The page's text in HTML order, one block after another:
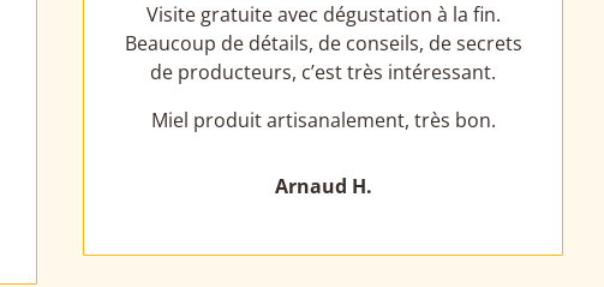
Visite gratuite avec dégustation à la fin.
Beaucoup de détails, de conseils, de secrets
de producteurs, c’est très intéressant.
Miel produit artisanalement, très bon.
Arnaud H.